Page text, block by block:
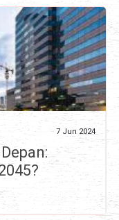
7 Jun 2024